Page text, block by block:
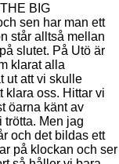
BIG
sen har man ett
står alltså mellan
slutet. På Utö är
klarat alla
ut att vi skulle
klara oss. Hittar vi
öarna känt av
trötta. Men jag
och det bildas ett
på klockan och ser